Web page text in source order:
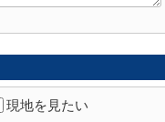
現地を見たい